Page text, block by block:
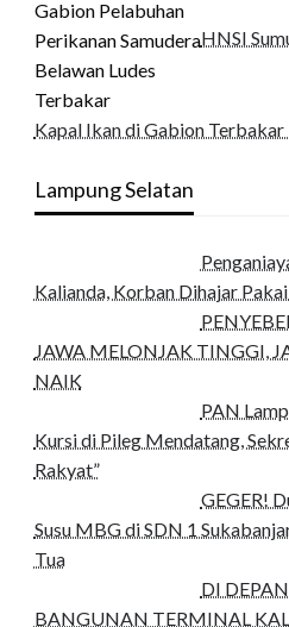
HNSI
Kapal Ikan di Gabion
Lampung Selatan
Kalianda, Korban Dihajar
JAWA MELONJAK TINGGI,
NAIK
PAN
Kursi di Pileg Mendatang,
Rakyat”
GEGER!
Susu MBG di SDN 1
Tua
DI
BANGUNAN TERMINAL